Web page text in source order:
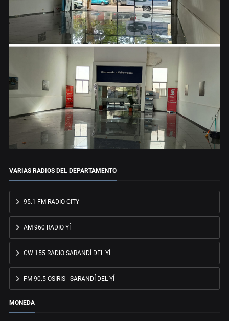
VARIAS RADIOS DEL DEPARTAMENTO
95.1 FM RADIO CITY
AM 960 RADIO YÍ
CW 155 RADIO SARANDÍ DEL YÍ
FM 90.5 OSIRIS - SARANDÍ DEL YÍ
MONEDA